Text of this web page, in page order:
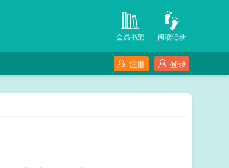
阅读记录
会员书架
登录
注册